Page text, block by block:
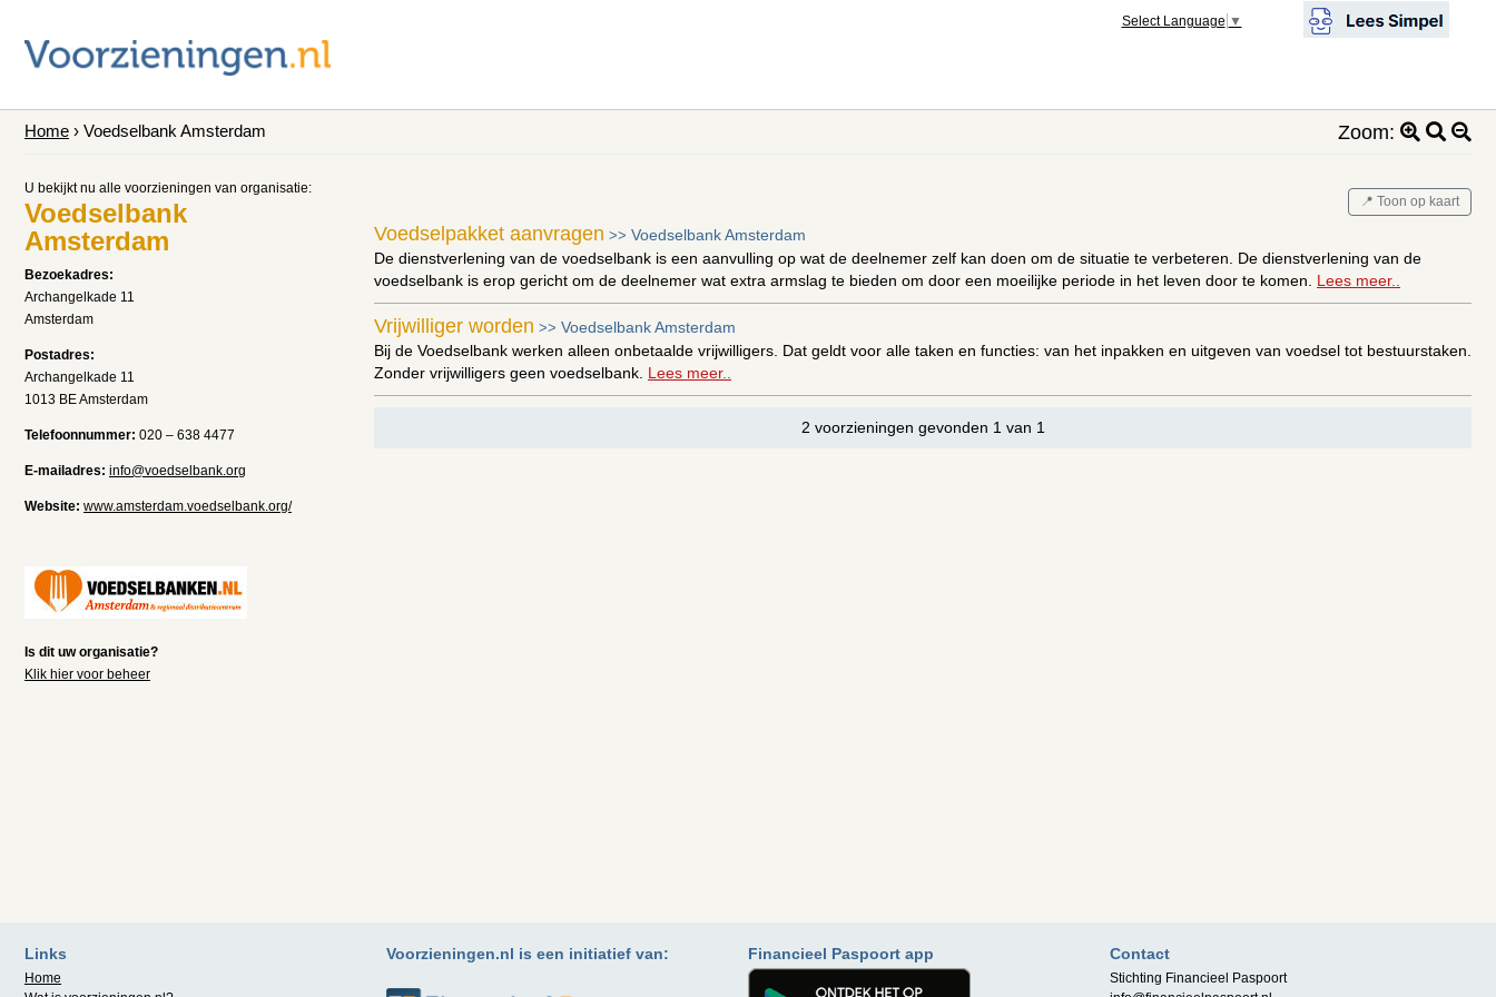
Select Language ▼
Home › Voedselbank Amsterdam Zoom:
U bekijkt nu alle voorzieningen van organisatie:
Voedselbank
Amsterdam
Bezoekadres:
Archangelkade 11
Amsterdam
Postadres:
Archangelkade 11
1013 BE Amsterdam
Telefoonnummer: 020 – 638 4477
E-mailadres: info@voedselbank.org
Website: www.amsterdam.voedselbank.org/
Is dit uw organisatie?
Klik hier voor beheer
📍 Toon op kaart
Voedselpakket aanvragen >> Voedselbank Amsterdam
De dienstverlening van de voedselbank is een aanvulling op wat de deelnemer zelf kan doen om de situatie te verbeteren. De dienstverlening van de
voedselbank is erop gericht om de deelnemer wat extra armslag te bieden om door een moeilijke periode in het leven door te komen. Lees meer..
Vrijwilliger worden >> Voedselbank Amsterdam
Bij de Voedselbank werken alleen onbetaalde vrijwilligers. Dat geldt voor alle taken en functies: van het inpakken en uitgeven van voedsel tot bestuurstaken.
Zonder vrijwilligers geen voedselbank. Lees meer..
2 voorzieningen gevonden 1 van 1
Links
Home
Voorzieningen.nl is een initiatief van: Financieel Paspoort app Contact
Stichting Financieel Paspoort